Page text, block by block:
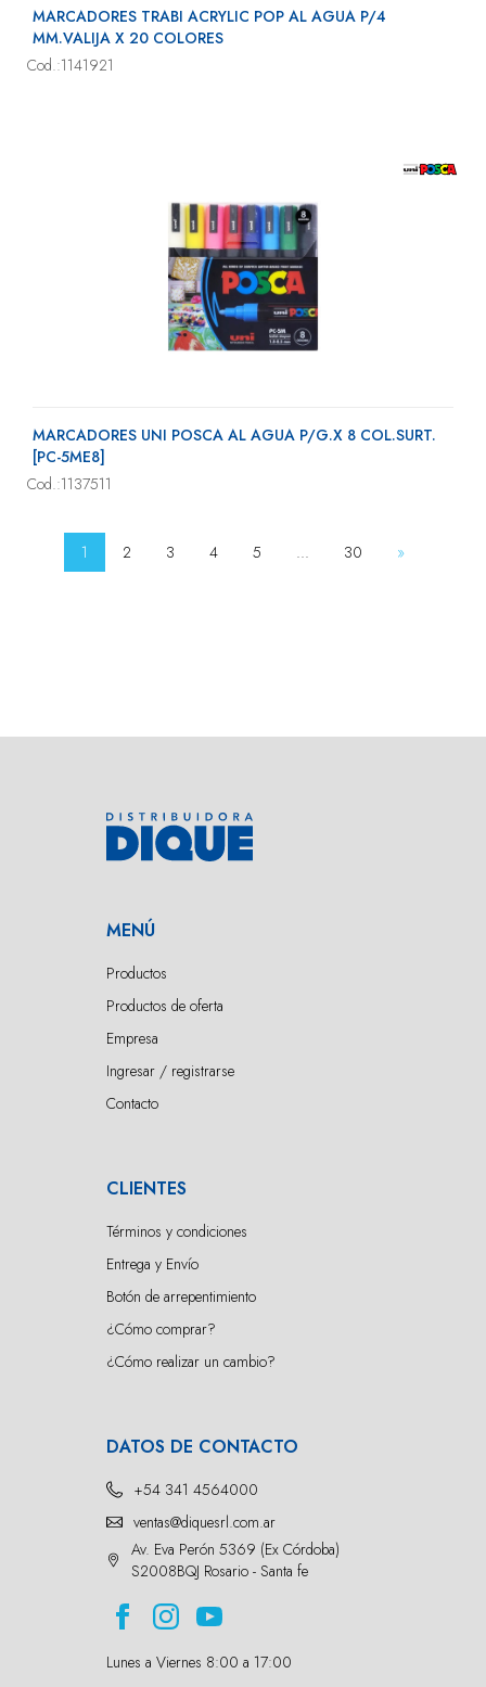
MARCADORES TRABI ACRYLIC POP AL AGUA P/4
MM.VALIJA X 20 COLORES
Cod.:1141921
MARCADORES UNI POSCA AL AGUA P/G.X 8 COL.SURT.
[PC-5ME8]
Cod.:1137511
1 2 3 4 5 ... 30 »
MENÚ
Productos
Productos de oferta
Empresa
Ingresar / registrarse
Contacto
CLIENTES
Términos y condiciones
Entrega y Envío
Botón de arrepentimiento
¿Cómo comprar?
¿Cómo realizar un cambio?
DATOS DE CONTACTO
+54 341 4564000
ventas@diquesrl.com.ar
Av. Eva Perón 5369 (Ex Córdoba)
S2008BQJ Rosario - Santa fe
Lunes a Viernes 8:00 a 17:00